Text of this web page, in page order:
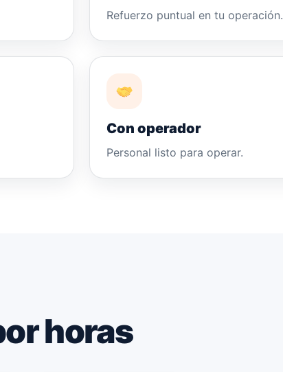
Refuerzo puntual en tu operación.
Con operador
Personal listo para operar.
horas